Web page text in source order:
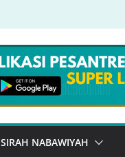
SIRAH NABAWIYAH